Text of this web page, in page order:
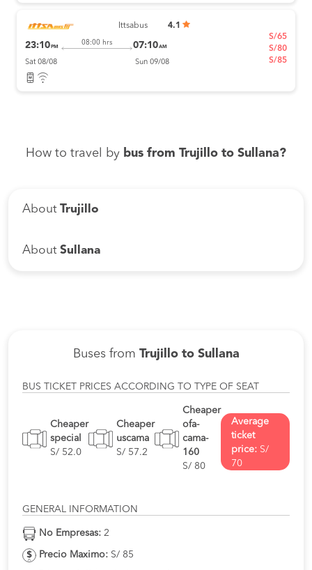
Ittsabus 4.1
23:10 PM
08:00 hrs 07:10AM
Sat 08/08 Sun 09/08
S/65
S/80
S/85
How to travel by bus from Trujillo to Sullana?
About Trujillo
About Sullana
Buses from Trujillo to Sullana
BUS TICKET PRICES ACCORDING TO TYPE OF SEAT
Cheaper
special
S/ 52.0
Cheaper
uscama
S/ 57.2
Cheaper
ofa-
cama-
160
S/ 80
Average
ticket
price: S/
70
GENERAL INFORMATION
No Empresas: 2
Precio Maximo: S/ 85